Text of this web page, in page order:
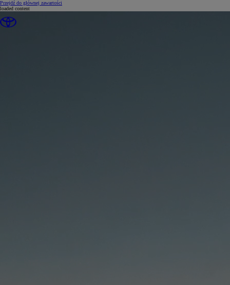
Przejdź do głównej zawartości
loaded content